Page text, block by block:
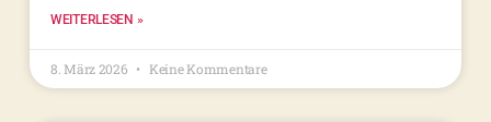
WEITERLESEN »
8. März 2026 Keine Kommentare